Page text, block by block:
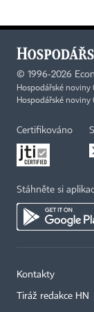
© 1996-2026
Hospodářské
Hospodářské noviny
Certifikováno
Stáhněte si
Kontakty
Tiráž redakce HN